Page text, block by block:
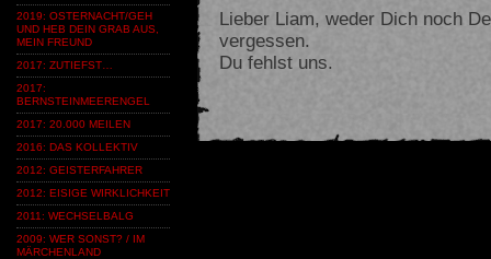
2019: OSTERNACHT/GEH
UND HEB DEIN GRAB AUS,
MEIN FREUND
2017: ZUTIEFST…
2017:
BERNSTEINMEERENGEL
2017: 20.000 MEILEN
2016: DAS KOLLEKTIV
2012: GEISTERFAHRER
2012: EISIGE WIRKLICHKEIT
2011: WECHSELBALG
2009: WER SONST? / IM
MÄRCHENLAND
Lieber Liam, weder Dich noch
vergessen.
Du fehlst uns.